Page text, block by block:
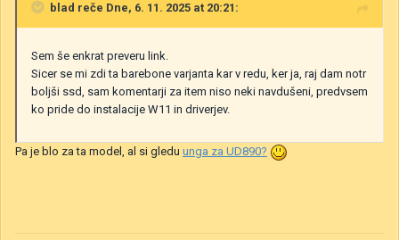
blad reče Dne, 6. 11. 2025 at 20:21:
Sem še enkrat preveru link.
Sicer se mi zdi ta barebone varjanta kar v redu, ker ja, raj dam notr
boljši ssd, sam komentarji za item niso neki navdušeni, predvsem
ko pride do instalacije W11 in driverjev.
Pa je blo za ta model, al si gledu unga za UD890?